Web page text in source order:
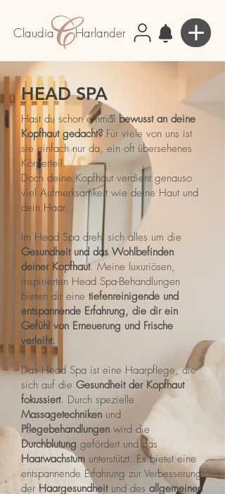
Claudia Harlander
HEAD SPA
Hast du schon einmal bewusst an deine
Kopfhaut gedacht? Für viele von uns ist
sie einfach nur da, ein oft übersehenes
Körperteil.
Doch deine Kopfhaut verdient genauso
viel Aufmerksamkeit wie deine Haut und
dein Haar.
Im Head Spa dreht sich alles um die
Gesundheit und das Wohlbefinden
deiner Kopfhaut. Meine luxuriösen,
inspirierten Head Spa-Behandlungen
bieten dir eine tiefenreinigende und
entspannende Erfahrung, die dir ein
Gefühl von Erneuerung und Frische
verleiht.
Das Head Spa ist eine Haarpflege, die
sich auf die Gesundheit der Kopfhaut
fokussiert. Durch spezielle
Massagetechniken und
Pflegebehandlungen wird die
Durchblutung gefördert und das
Haarwachstum unterstützt. Es bietet eine
entspannende Erfahrung zur Verbesserung
der Haargesundheit und des allgemeinen